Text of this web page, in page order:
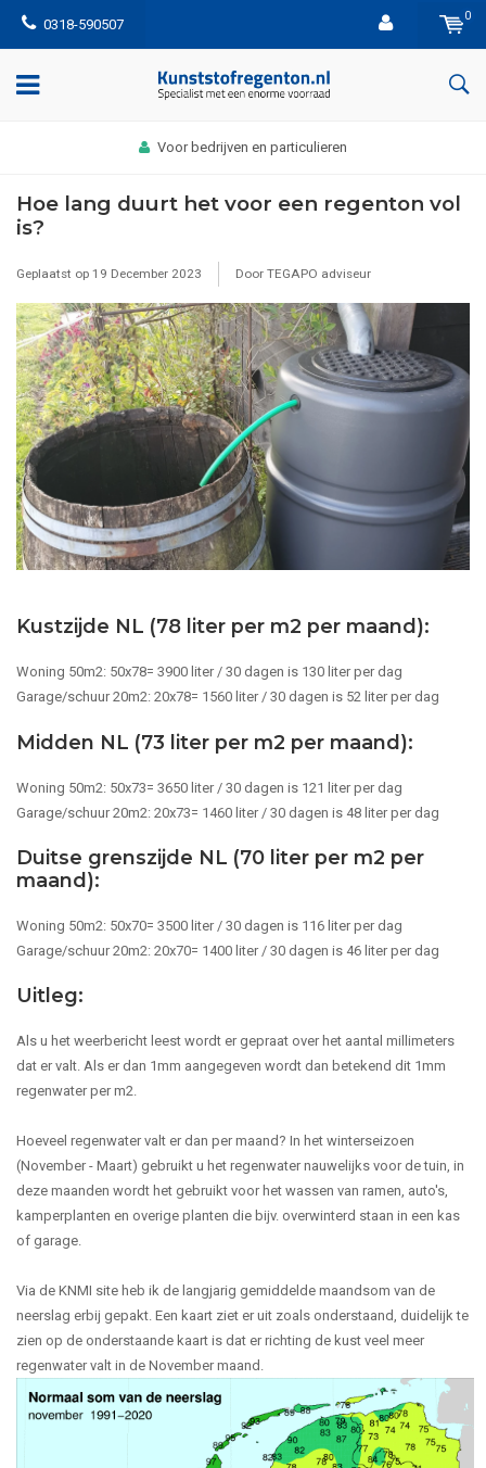
0318-590507
0
Hoe lang duurt het voor een regenton vol
is?
Geplaatst op 19 December 2023 Door TEGAPO adviseur
Kustzijde NL (78 liter per m2 per maand):
Woning 50m2: 50x78= 3900 liter / 30 dagen is 130 liter per dag
Garage/schuur 20m2: 20x78= 1560 liter / 30 dagen is 52 liter per dag
Midden NL (73 liter per m2 per maand):
Woning 50m2: 50x73= 3650 liter / 30 dagen is 121 liter per dag
Garage/schuur 20m2: 20x73= 1460 liter / 30 dagen is 48 liter per dag
Duitse grenszijde NL (70 liter per m2 per
maand):
Woning 50m2: 50x70= 3500 liter / 30 dagen is 116 liter per dag
Garage/schuur 20m2: 20x70= 1400 liter / 30 dagen is 46 liter per dag
Uitleg:
Als u het weerbericht leest wordt er gepraat over het aantal millimeters
dat er valt. Als er dan 1mm aangegeven wordt dan betekend dit 1mm
regenwater per m2.
Hoeveel regenwater valt er dan per maand? In het winterseizoen
(November - Maart) gebruikt u het regenwater nauwelijks voor de tuin, in
deze maanden wordt het gebruikt voor het wassen van ramen, auto's,
kamperplanten en overige planten die bijv. overwinterd staan in een kas
of garage.
Via de KNMI site heb ik de langjarig gemiddelde maandsom van de
neerslag erbij gepakt. Een kaart ziet er uit zoals onderstaand, duidelijk te
zien op de onderstaande kaart is dat er richting de kust veel meer
regenwater valt in de November maand.